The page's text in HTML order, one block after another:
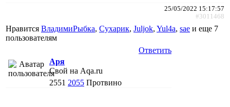
25/05/2022 15:17:57
#3011468
Нравится ВладимиРыбка, Сухарик, Juljok, Yul4a, sae и еще 7
пользователям
Ответить
Аря
Свой на Aqa.ru
2551 2055 Протвино